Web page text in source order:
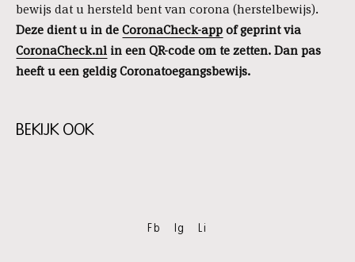
bewijs dat u hersteld bent van corona (herstelbewijs).
Deze dient u in deCoronaCheck-appof geprint via
CoronaCheck.nl in een QR-code om te zetten.Dan pas
heeft u een geldig Coronatoegangsbewijs.
BEKIJK OOK
Fb Ig Li